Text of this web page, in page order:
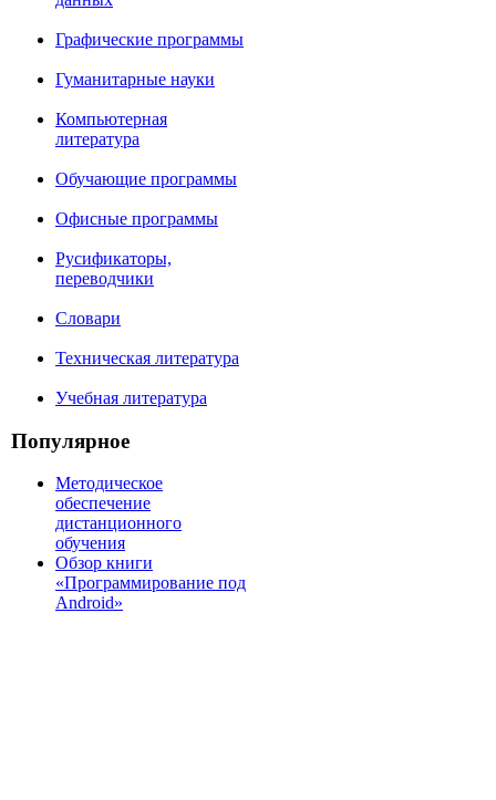
Графические программы
Гуманитарные науки
Компьютерная
литература
Обучающие программы
Офисные программы
Русификаторы,
переводчики
Словари
Техническая литература
Учебная литература
Популярное
Методическое
обеспечение
дистанционного
обучения
Обзор книги
«Программирование под
Android»